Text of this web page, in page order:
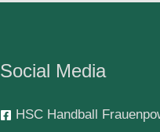
Social Media
HSC Handball